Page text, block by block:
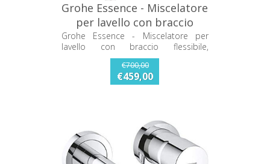
Grohe Essence - Miscelatore
per lavello con braccio
flessibile, supersteel
30294DC0
Grohe Essence - Miscelatore per
lavello con braccio flessibile,
supersteel 30294DC0
€700,00
€459,00